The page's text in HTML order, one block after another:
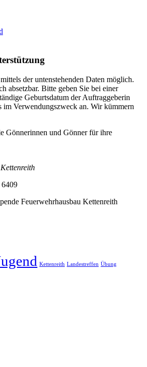
der untenstehenden Daten möglich.
absetzbar. Bitte geben Sie bei einer
Geburtsdatum der Auftraggeberin
im Verwendungszweck an. Wir kümmern
Gönnerinnen und Gönner für ihre
Feuerwehrhausbau Kettenreith
Kettenreith Landestreffen Übung